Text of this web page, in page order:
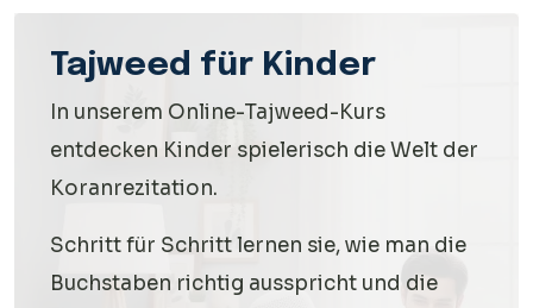
Tajweed für Kinder
In unserem Online-Tajweed-Kurs
entdecken Kinder spielerisch die Welt der
Koranrezitation.
Schritt für Schritt lernen sie, wie man die
Buchstaben richtig ausspricht und die